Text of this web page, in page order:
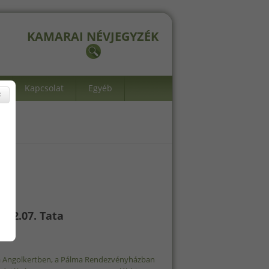
KAMARAI NÉVJEGYZÉK
Kapcsolat Egyéb
Tata
a Pálma Rendezvényházban